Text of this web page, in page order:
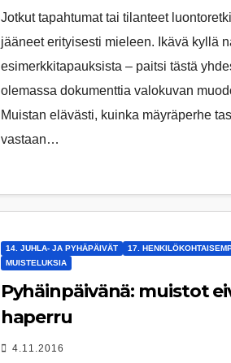
Jotkut tapahtumat tai tilanteet
jääneet erityisesti mieleen. Ikävä kyllä
esimerkkitapauksista – paitsi tästä
olemassa dokumenttia valokuvan
Muistan elävästi, kuinka mäyräperhe
vastaan…
14. JUHLA- JA PYHÄPÄIVÄT 17.
MUISTELUKSIA
Pyhäinpäivänä: muistot
haperru
4.11.2016